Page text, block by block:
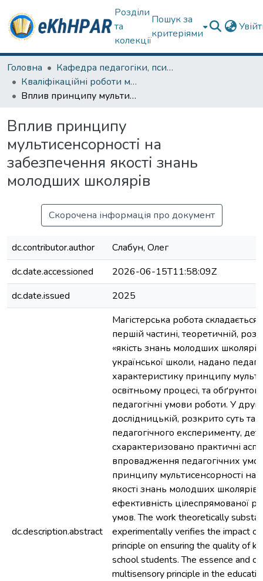
Розділи
та
колекції
Пошук за
критеріями
Головна
Кафедра педагогіки, психології, початкової освіти та освітнього менеджменту
Кваліфікаційні роботи магістрів
Вплив принципу мультисенсорності на забезпечення якості знань молодших школярів
Вплив принципу
мультисенсорності на
забезпечення якості знань
молодших школярів
Скорочена інформація про документ
dc.contributor.author
Слабун, Олег
dc.date.accessioned
2026-06-15T11:58:09Z
dc.date.issued
2025
dc.description.abstract
Магістерська робота складається
першій частині, теоретичній,
«якість знань молодших
української школи, надано
характеристику принципу
освітньому процесі, та
педагогічні умови роботи. У
дослідницькій, розкрито суть та
педагогічного експерименту,
схарактеризовано практичні
впровадження педагогічних
принципу мультисенсорності на
якості знань молодших
ефективність цілеспрямованої
умов. The work theoretically
experimentally verifies the impact
principle on ensuring the quality of
school students. The essence and
multisensory principle in the